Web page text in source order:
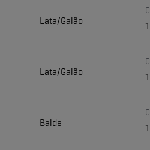
Lata/Galão
Lata/Galão
Balde